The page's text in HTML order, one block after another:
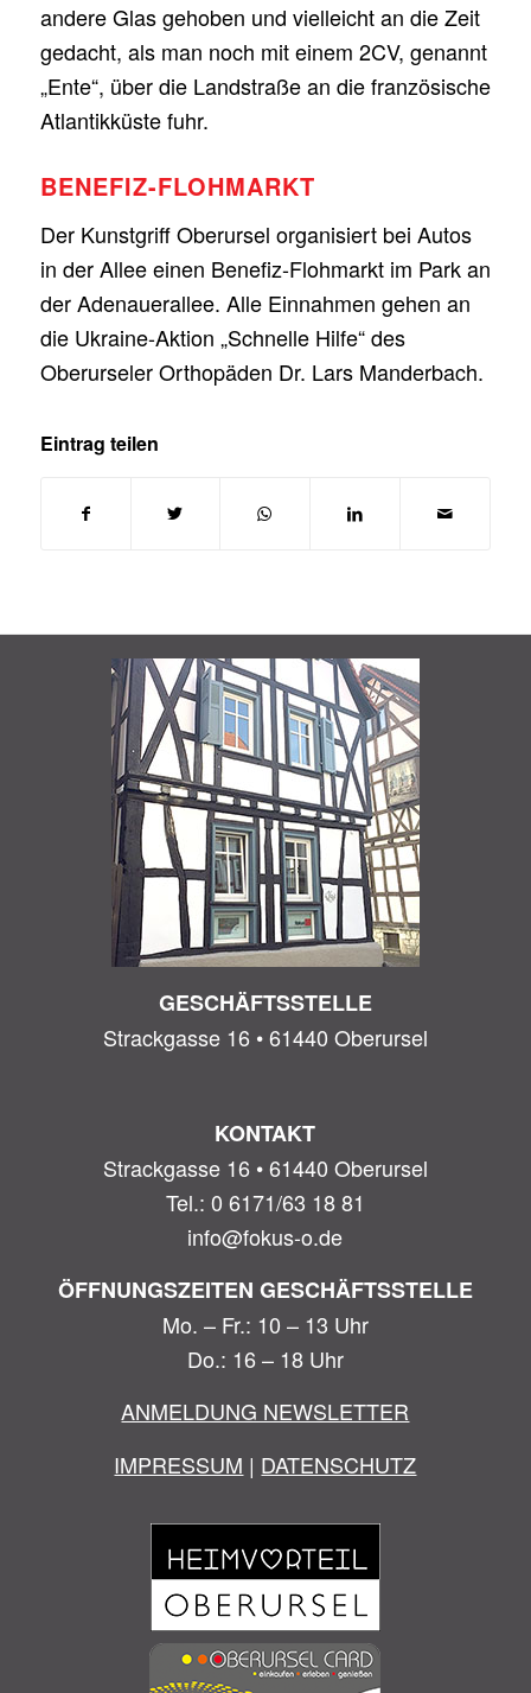
andere Glas gehoben und vielleicht an die Zeit
gedacht, als man noch mit einem 2CV, genannt
„Ente“, über die Landstraße an die französische
Atlantikküste fuhr.
BENEFIZ-FLOHMARKT
Der Kunstgriff Oberursel organisiert bei Autos
in der Allee einen Benefiz-Flohmarkt im Park an
der Adenauerallee. Alle Einnahmen gehen an
die Ukraine-Aktion „Schnelle Hilfe“ des
Oberurseler Orthopäden Dr. Lars Manderbach.
Eintrag teilen
GESCHÄFTSSTELLE
Strackgasse 16 • 61440 Oberursel
KONTAKT
Strackgasse 16 • 61440 Oberursel
Tel.: 0 6171/63 18 81
info@fokus-o.de
ÖFFNUNGSZEITEN GESCHÄFTSSTELLE
Mo. – Fr.: 10 – 13 Uhr
Do.: 16 – 18 Uhr
ANMELDUNG NEWSLETTER
IMPRESSUM | DATENSCHUTZ